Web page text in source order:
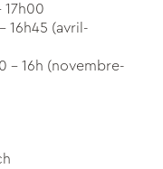
16h45 (avril-
- 16h (novembre-